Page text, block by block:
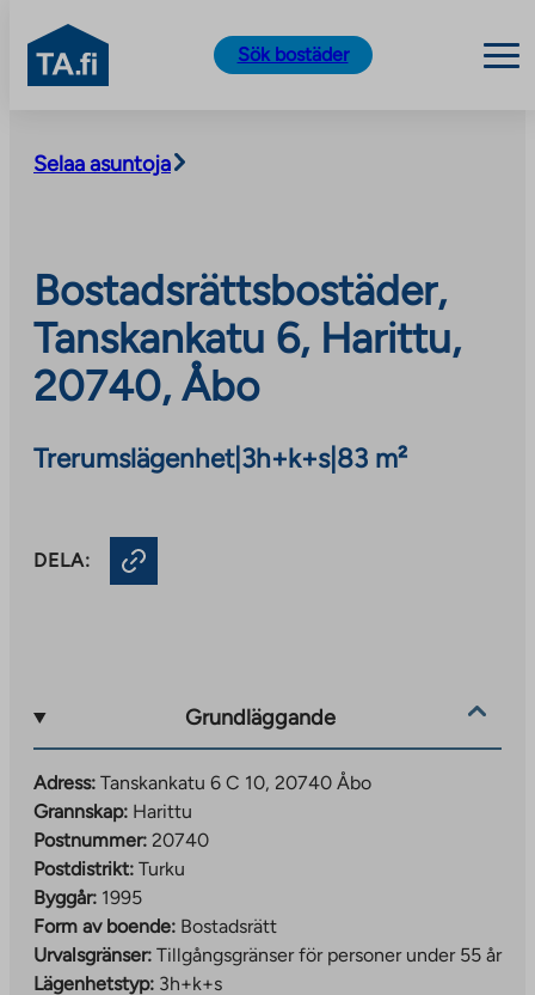
content
TA.fi
Sök bostäder
Selaa asuntoja
Bostadsrättsbostäder,
Tanskankatu 6, Harittu,
20740, Åbo
Trerumslägenhet| 3h+k+s| 83 m²
DELA:
Grundläggande
Adress: Tanskankatu 6 C 10, 20740 Åbo
Grannskap: Harittu
Postnummer: 20740
Postdistrikt: Turku
Byggår: 1995
Form av boende: Bostadsrätt
Urvalsgränser: Tillgångsgränser för personer under 55 år
Lägenhetstyp: 3h+k+s